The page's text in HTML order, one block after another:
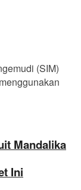
(SIM)
Mandalika
Ini